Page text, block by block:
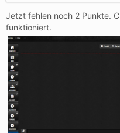
Jetzt fehlen noch 2 Punkte.
funktioniert.